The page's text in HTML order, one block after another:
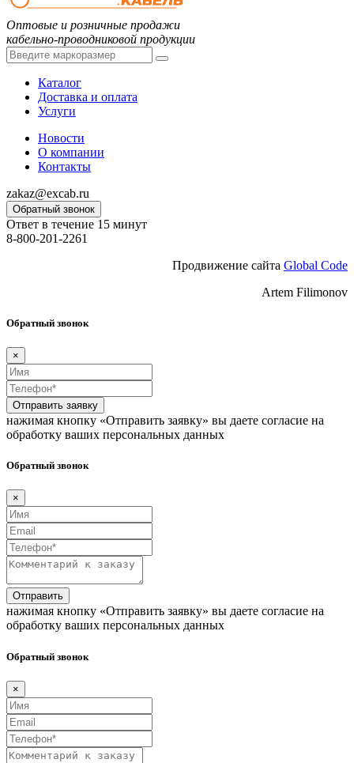
Оптовые и розничные продажи
кабельно-проводниковой продукции
Каталог
Доставка и оплата
Услуги
Новости
О компании
Контакты
zakaz@excab.ru
Обратный звонок
Ответ в течение 15 минут
8-800-201-2261
Продвижение сайта Global Code
Artem Filimonov
Обратный звонок
×
Отправить заявку
нажимая кнопку «Отправить заявку» вы даете согласие на
обработку ваших персональных данных
Обратный звонок
×
Отправить
нажимая кнопку «Отправить заявку» вы даете согласие на
обработку ваших персональных данных
Обратный звонок
×